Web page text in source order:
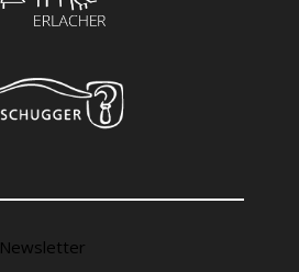
Newsletter